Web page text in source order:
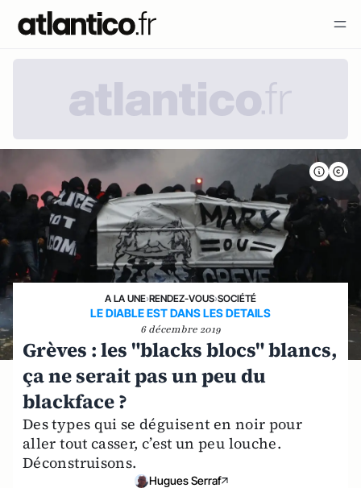
A LA UNE›RENDEZ-VOUS›SOCIÉTÉ
LE DIABLE EST DANS LES DETAILS
6 décembre 2019
Grèves : les "blacks blocs" blancs,
ça ne serait pas un peu du
blackface ?
Des types qui se déguisent en noir pour
aller tout casser, c’est un peu louche.
Déconstruisons.
Hugues Serraf